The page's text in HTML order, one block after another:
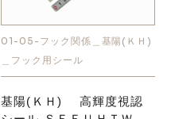
01-05-フック関係＿基陽(ＫＨ)
＿フック用シール
基陽(ＫＨ) 高輝度視認